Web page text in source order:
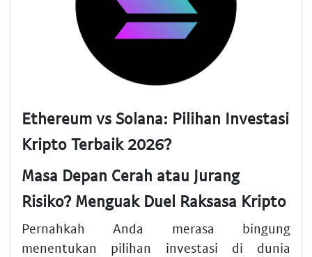
Ethereum vs Solana: Pilihan Investasi
Kripto Terbaik 2026?
Masa Depan Cerah atau Jurang
Risiko? Menguak Duel Raksasa Kripto
Pernahkah Anda merasa bingung
menentukan pilihan investasi di dunia